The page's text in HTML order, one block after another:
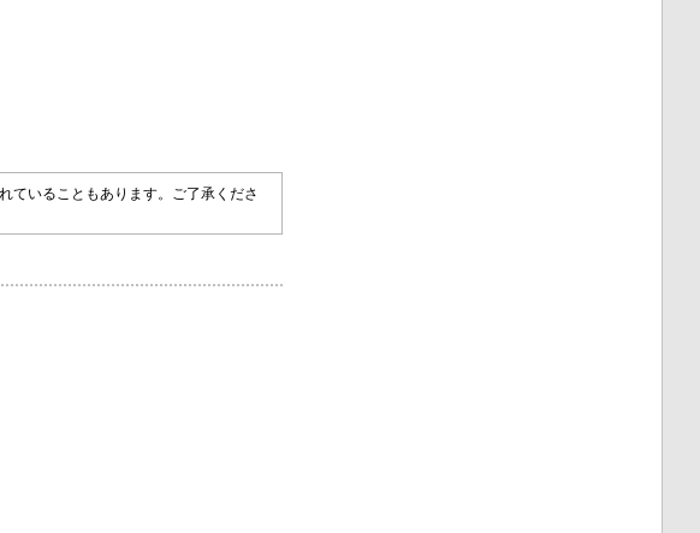
ていることもあります。ご了承くださ